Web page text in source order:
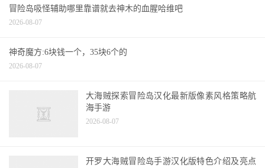
冒险岛吸怪辅助哪里靠谱就去神木的血腥哈维吧
2026-08-07
神奇魔方:6块钱一个，35块6个的
2026-08-07
大海贼探索冒险岛汉化最新版像素风格策略航
海手游
2026-08-07
开罗大海贼冒险岛手游汉化版特色介绍及亮点